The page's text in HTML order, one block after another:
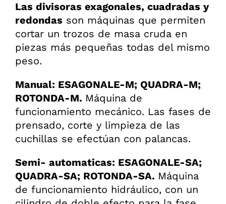
Las divisoras exagonales, cuadradas y
redondas son máquinas que permiten
cortar un trozos de masa cruda en
piezas más pequeñas todas del mismo
peso.
Manual: ESAGONALE-M; QUADRA-M;
ROTONDA-M. Máquina de
funcionamiento mecánico. Las fases de
prensado, corte y limpieza de las
cuchillas se efectúan con palancas.
Semi- automaticas: ESAGONALE-SA;
QUADRA-SA; ROTONDA-SA. Máquina
de funcionamiento hidráulico, con un